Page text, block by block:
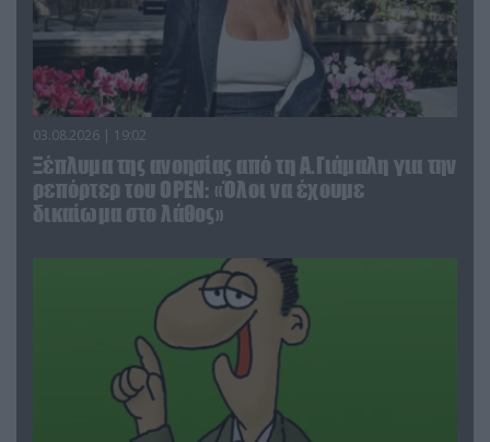
03.08.2026 | 19:02
Ξέπλυμα της ανοησίας από τη Α.Γιάμαλη για την
ρεπόρτερ του ΟΡΕΝ: «Όλοι να έχουμε
δικαίωμα στο λάθος»